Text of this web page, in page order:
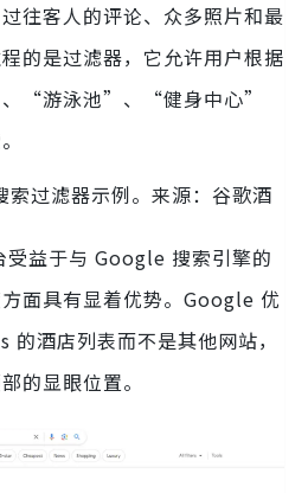
往客人的评论、众多照片和最
的是过滤器，它允许用户根据
“游泳池”、“健身中心”
过滤器示例。来源：谷歌酒
受益于与 Google 搜索引擎的
面具有显着优势。Google 优
酒店列表而不是其他网站，
的显眼位置。